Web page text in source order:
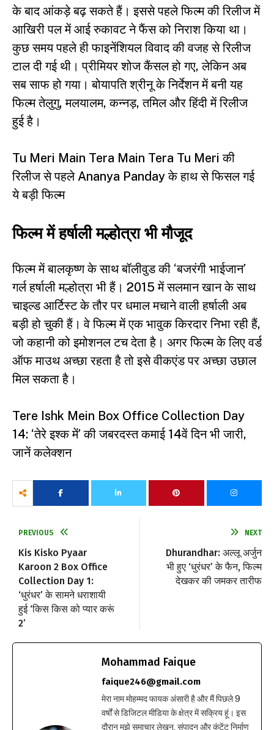
के बाद आंकड़े बढ़ सकते हैं। इससे पहले फिल्म की रिलीज में
आखिरी पल में आई रुकावट ने फैंस को निराश किया था।
कुछ समय पहले ही फाइनेंशियल विवाद की वजह से रिलीज
टाल दी गई थी। प्रीमियर शोज कैंसल हो गए, लेकिन अब
सब साफ हो गया। बोयापति श्रीनू के निर्देशन में बनी यह
फिल्म तेलुगु, मलयालम, कन्नड़, तमिल और हिंदी में रिलीज
हुई है।
Tu Meri Main Tera Main Tera Tu Meri की
रिलीज से पहले Ananya Panday के हाथ से फिसल गई
ये बड़ी फिल्म
फिल्म में हर्षाली मल्होत्रा भी मौजूद
फिल्म में बालकृष्ण के साथ बॉलीवुड की ‘बजरंगी भाईजान’
गर्ल हर्षाली मल्होत्रा भी हैं। 2015 में सलमान खान के साथ
चाइल्ड आर्टिस्ट के तौर पर धमाल मचाने वाली हर्षाली अब
बड़ी हो चुकी हैं। वे फिल्म में एक भावुक किरदार निभा रही हैं,
जो कहानी को इमोशनल टच देता है। अगर फिल्म के लिए वर्ड
ऑफ माउथ अच्छा रहता है तो इसे वीकएंड पर अच्छा उछाल
मिल सकता है।
Tere Ishk Mein Box Office Collection Day
14: ‘तेरे इश्क में’ की जबरदस्त कमाई 14वें दिन भी जारी,
जानें कलेक्शन
PREVIOUS
Kis Kisko Pyaar
Karoon 2 Box Office
Collection Day 1:
‘धुरंधर’ के सामने धराशायी
हुई ‘किस किस को प्यार करूं
2’
NEXT
Dhurandhar: अल्लू अर्जुन
भी हुए ‘धुरंधर’ के फैन, फिल्म
देखकर की जमकर तारीफ
Mohammad Faique
faique246@gmail.com
मेरा नाम मोहम्मद फायक अंसारी है और मैं पिछले 9
वर्षों से डिजिटल मीडिया के क्षेत्र में सक्रिय हूं। इस
दौरान मुझे समाचार लेखन, संपादन और कंटेंट निर्माण